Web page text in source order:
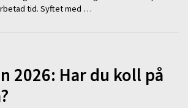
tid. Syftet med …
2026: Har du koll på